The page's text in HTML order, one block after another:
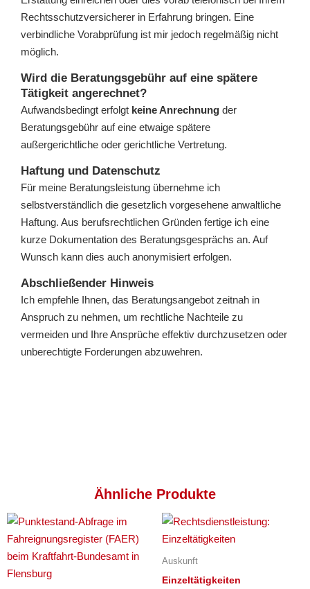
Rechtsschutzversicherer in Erfahrung bringen. Eine
verbindliche Vorabprüfung ist mir jedoch regelmäßig nicht
möglich.
Wird die Beratungsgebühr auf eine spätere
Tätigkeit angerechnet?
Aufwandsbedingt erfolgt keine Anrechnung der
Beratungsgebühr auf eine etwaige spätere
außergerichtliche oder gerichtliche Vertretung.
Haftung und Datenschutz
Für meine Beratungsleistung übernehme ich
selbstverständlich die gesetzlich vorgesehene anwaltliche
Haftung. Aus berufsrechtlichen Gründen fertige ich eine
kurze Dokumentation des Beratungsgesprächs an. Auf
Wunsch kann dies auch anonymisiert erfolgen.
Abschließender Hinweis
Ich empfehle Ihnen, das Beratungsangebot zeitnah in
Anspruch zu nehmen, um rechtliche Nachteile zu
vermeiden und Ihre Ansprüche effektiv durchzusetzen oder
unberechtigte Forderungen abzuwehren.
Ähnliche Produkte
Auskunft
Einzeltätigkeiten